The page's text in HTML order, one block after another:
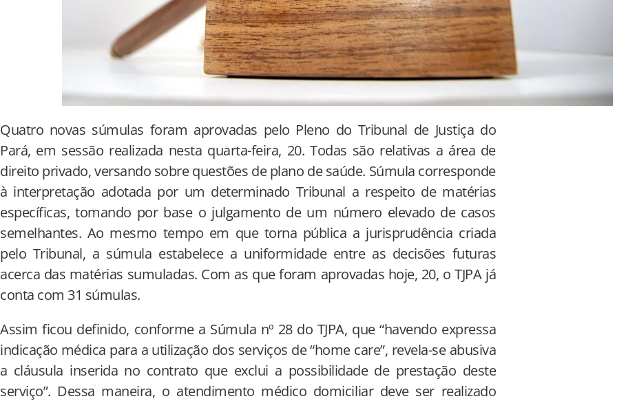
Quatro novas súmulas foram aprovadas pelo Pleno do Tribunal de Justiça do
Pará, em sessão realizada nesta quarta-feira, 20. Todas são relativas a área de
direito privado, versando sobre questões de plano de saúde. Súmula corresponde
à interpretação adotada por um determinado Tribunal a respeito de matérias
específicas, tomando por base o julgamento de um número elevado de casos
semelhantes. Ao mesmo tempo em que torna pública a jurisprudência criada
pelo Tribunal, a súmula estabelece a uniformidade entre as decisões futuras
acerca das matérias sumuladas. Com as que foram aprovadas hoje, 20, o TJPA já
conta com 31 súmulas.
Assim ficou definido, conforme a Súmula nº 28 do TJPA, que “havendo expressa
indicação médica para a utilização dos serviços de “home care”, revela-se abusiva
a cláusula inserida no contrato que exclui a possibilidade de prestação deste
serviço”. Dessa maneira, o atendimento médico domiciliar deve ser realizado